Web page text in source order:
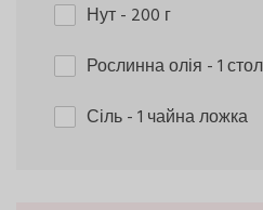
Нут- 200 г
Рослинна олія - 1
Сіль- 1 чайна ложка